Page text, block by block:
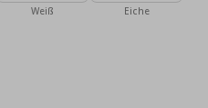
Weiß Eiche